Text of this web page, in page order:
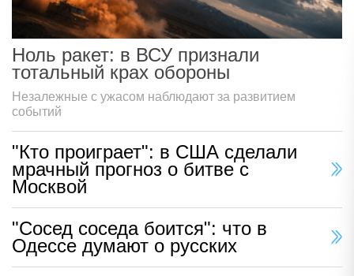
Ноль ракет: в ВСУ признали
тотальный крах обороны
Незалежные с ужасом наблюдают за развитием
событий
"Кто проиграет": в США сделали
мрачный прогноз о битве с
Москвой
"Сосед соседа боится": что в
Одессе думают о русских